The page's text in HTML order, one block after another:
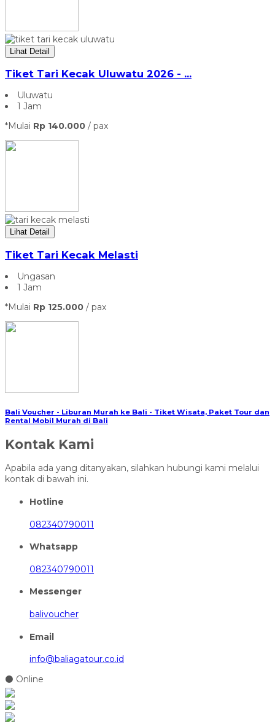
Lihat Detail
Tiket Tari Kecak Uluwatu 2026 - ...
Uluwatu
1 Jam
*Mulai Rp 140.000 / pax
Lihat Detail
Tiket Tari Kecak Melasti
Ungasan
1 Jam
*Mulai Rp 125.000 / pax
Bali Voucher - Liburan Murah ke Bali - Tiket Wisata, Paket Tour dan
Rental Mobil Murah di Bali
Kontak Kami
Apabila ada yang ditanyakan, silahkan hubungi kami melalui
kontak di bawah ini.
Hotline
082340790011
Whatsapp
082340790011
Messenger
balivoucher
Email
info@baliagatour.co.id
⚫ Online